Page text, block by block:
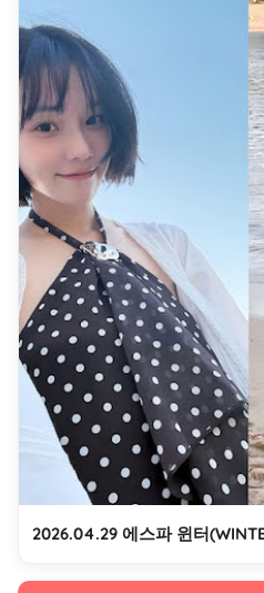
2026.04.29 에스파 윈터